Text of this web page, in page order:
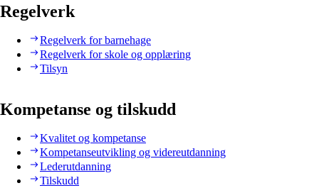
Regelverk
Regelverk for barnehage
Regelverk for skole og opplæring
Tilsyn
Kompetanse og tilskudd
Kvalitet og kompetanse
Kompetanseutvikling og videreutdanning
Lederutdanning
Tilskudd